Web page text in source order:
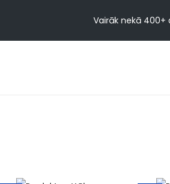
Vairāk nekā